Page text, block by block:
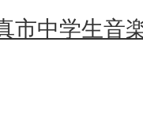
市中学生音